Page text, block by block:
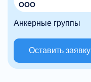
ООО
Анкерные группы
Оставить заявку